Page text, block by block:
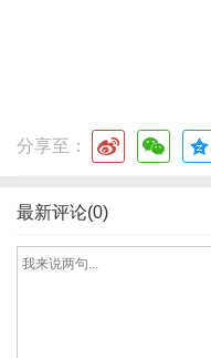
分享至：
最新评论(0)